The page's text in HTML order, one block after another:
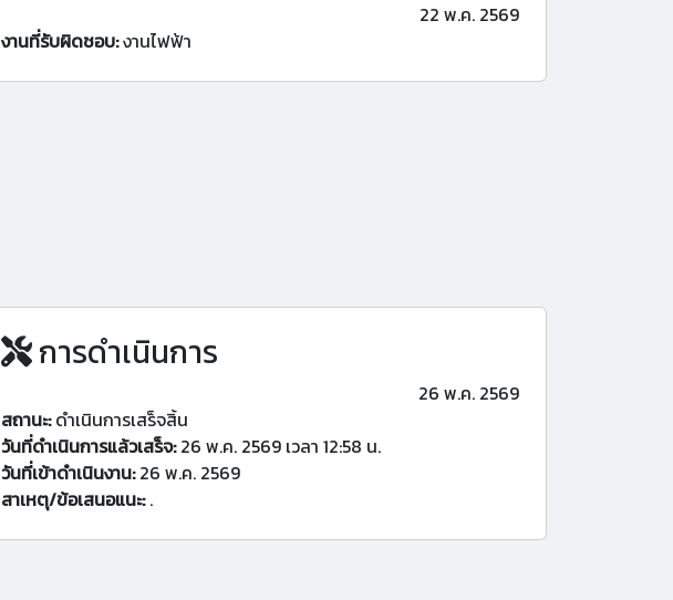
22 พ.ค. 2569
งานที่รับผิดชอบ:งานไฟฟ้า
การดำเนินการ
26 พ.ค. 2569
สถานะ:ดำเนินการเสร็จสิ้น
วันที่ดำเนินการแล้วเสร็จ:26 พ.ค. 2569 เวลา 12:58 น.
วันที่เข้าดำเนินงาน:26 พ.ค. 2569
สาเหตุ/ข้อเสนอแนะ:.